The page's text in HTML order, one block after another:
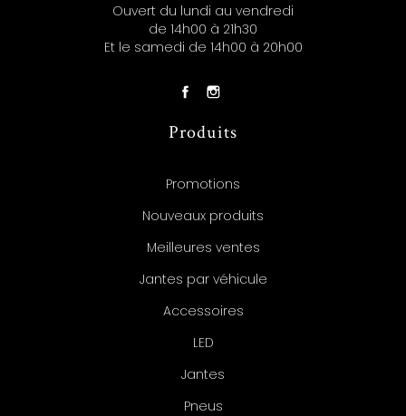
Ouvert du lundi au vendredi
de 14h00 à 21h30
Et le samedi de 14h00 à 20h00
Produits
Promotions
Nouveaux produits
Meilleures ventes
Jantes par véhicule
Accessoires
LED
Jantes
Pneus